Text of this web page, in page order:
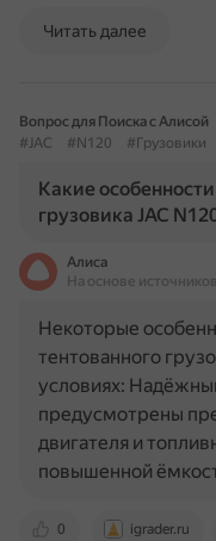
Читать далее
Вопрос для Поиска с Алисой
#JAC
#N120 #Грузовики
Какие
грузовика JAC
Алиса
На основе
0 igrader.ru
Некоторые
тентованного
условиях:
предусмотрены
двигателя и
повышенной